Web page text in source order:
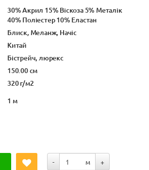
30% Акрил 15% Віскоза 5% Металік
40% Поліестер 10% Еластан
Блиск, Меланж, Начіс
Китай
Бістрейч, люрекс
150.00 см
320 г/м2
1 м
- м +